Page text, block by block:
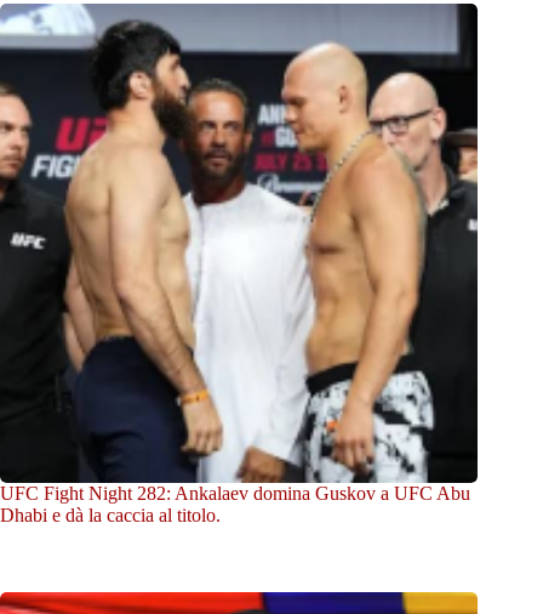
UFC Fight Night 282: Ankalaev domina Guskov a UFC Abu
Dhabi e dà la caccia al titolo.